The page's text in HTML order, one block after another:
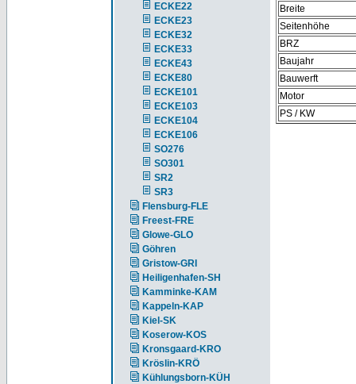
ECKE22
ECKE23
ECKE32
ECKE33
ECKE43
ECKE80
ECKE101
ECKE103
ECKE104
ECKE106
SO276
SO301
SR2
SR3
Flensburg-FLE
Freest-FRE
Glowe-GLO
Göhren
Gristow-GRI
Heiligenhafen-SH
Kamminke-KAM
Kappeln-KAP
Kiel-SK
Koserow-KOS
Kronsgaard-KRO
Kröslin-KRÖ
Kühlungsborn-KÜH
Breite
Seitenhöhe
BRZ
Baujahr
Bauwerft
Motor
PS / KW